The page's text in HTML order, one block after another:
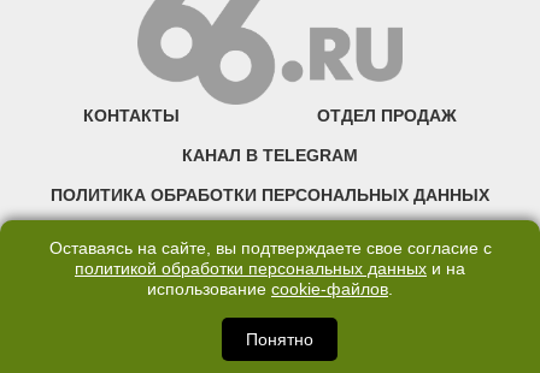
КОНТАКТЫ ОТДЕЛ ПРОДАЖ
КАНАЛ В TELEGRAM
ПОЛИТИКА ОБРАБОТКИ ПЕРСОНАЛЬНЫХ ДАННЫХ
©2007—2025 66.RU. Воспроизведение, сообщение, доведение до всеобщего
правообладателя запрещено. Сетевое издание «Современный портал
Екатеринбурга — «66.ru» (18+) зарегистрировано Федеральной службой по
надзору в сфере связи, информационных технологий и массовых коммуникаций
Оставаясь на сайте, вы подтверждаете свое согласие с
политикой обработки персональных данных и на
использование cookie-файлов.
Понятно